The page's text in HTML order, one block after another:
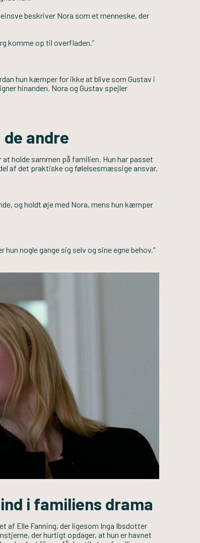
beskriver Nora som et menneske, der
komme op til overfladen.”
hun kæmper for ikke at blive som Gustav i
hinanden. Nora og Gustav spejler
andre
holde sammen på familien. Hun har passet
af det praktiske og følelsesmæssige ansvar.
og holdt øje med Nora, mens hun kæmper
nogle gange sig selv og sine egne behov.”
i familiens drama
af Elle Fanning, der ligesom Inga Ibsdotter
der hurtigt opdager, at hun er havnet